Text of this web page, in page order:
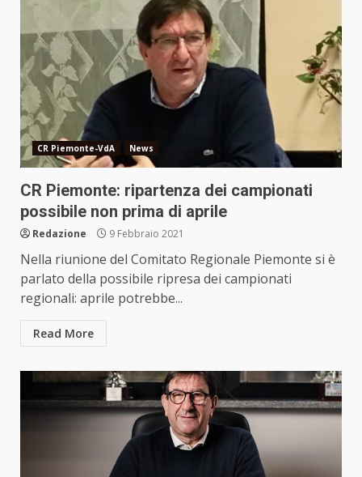
CR Piemonte-VdA News
CR Piemonte: ripartenza dei campionati
possibile non prima di aprile
Redazione 9 Febbraio 2021
Nella riunione del Comitato Regionale Piemonte si è
parlato della possibile ripresa dei campionati
regionali: aprile potrebbe...
Read More